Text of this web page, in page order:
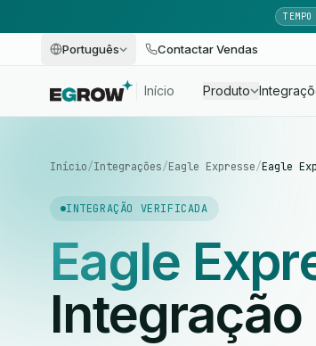
Português Contactar Vendas
Início Produto
Início/Integrações/Eagle Expresse/Eagle
INTEGRAÇÃO VERIFICADA
Eagle
Integração